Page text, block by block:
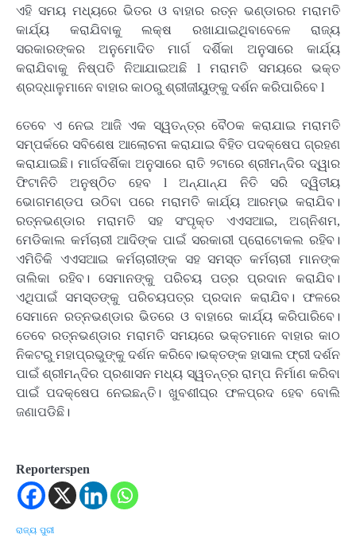
ଏହି ସମୟ ମଧ୍ୟରେ ଭିତର ଓ ବାହାର ରତ୍ନ ଭଣ୍ଡାରର ମରାମତି
କାର୍ଯ୍ୟ କରାଯିବାକୁ ଲକ୍ଷ ରଖାଯାଇଥିବାବେଳେ ରାଜ୍ୟ
ସରକାରଙ୍କର ଅନୁମୋଦିତ ମାର୍ଗ ଦର୍ଶିକା ଅନୁସାରେ କାର୍ଯ୍ୟ
କରାଯିବାକୁ ନିଷ୍ପତି ନିଆଯାଇଅଛି l ମରାମତି ସମୟରେ ଭକ୍ତ
ଶ୍ରଦ୍ଧାଳୁମାନେ ବାହାର କାଠରୁ ଶ୍ରୀଜୀୟୁଙ୍କୁ ଦର୍ଶନ କରିପାରିବେ l
ତେବେ ଏ ନେଇ ଆଜି ଏକ ସ୍ୱତନ୍ତ୍ର ବୈଠକ କରାଯାଇ ମରାମତି
ସମ୍ପର୍କରେ ସବିଶେଷ ଆଲୋଚନା କରାଯାଇ ବିହିତ ପଦକ୍ଷେପ ଗ୍ରହଣ
କରାଯାଇଛି। ମାର୍ଗଦର୍ଶିକା ଅନୁସାରେ ରାତି ୨ଟାରେ ଶ୍ରୀମନ୍ଦିର ଦ୍ୱାର
ଫିଟାନିତି ଅନୁଷ୍ଠିତ ହେବ l ଅନ୍ଯାନ୍ଯ ନିତି ସରି ଦ୍ୱିତୀୟ
ଭୋଗମଣ୍ଡପ ଉଠିବା ପରେ ମରାମତି କାର୍ଯ୍ୟ ଆରମ୍ଭ କରାଯିବ।
ରତ୍ନଭଣ୍ଡାର ମରାମତି ସହ ସଂପୃକ୍ତ ଏଏସଆଇ, ଅଗ୍ନିଶମ,
ମେଡିକାଲ କର୍ମଚାରୀ ଆଦିଙ୍କ ପାଇଁ ସରକାରୀ ପ୍ରୋଟୋକଲ ରହିବ।
ଏମିତିକି ଏଏସଆଇ କର୍ମଚାରୀଙ୍କ ସହ ସମସ୍ତ କର୍ମଚାରୀ ମାନଙ୍କ
ତାଲିକା ରହିବ। ସେମାନଙ୍କୁ ପରିଚୟ ପତ୍ର ପ୍ରଦାନ କରାଯିବ।
ଏଥିପାଇଁ ସମସ୍ତଙ୍କୁ ପରିଚୟପତ୍ର ପ୍ରଦାନ କରାଯିବ। ଫଳରେ
ସେମାନେ ରତ୍ନଭଣ୍ଡାର ଭିତରେ ଓ ବାହାରେ କାର୍ଯ୍ୟ କରିପାରିବେ।
ତେବେ ରତ୍ନଭଣ୍ଡାର ମରାମତି ସମୟରେ ଭକ୍ତମାନେ ବାହାର କାଠ
ନିକଟରୁ ମହାପ୍ରଭୁଙ୍କୁ ଦର୍ଶନ କରିବେ।ଭକ୍ତଙ୍କ ହାସାଲ ଫ୍ରୀ ଦର୍ଶନ
ପାଇଁ ଶ୍ରୀମନ୍ଦିର ପ୍ରଶାସନ ମଧ୍ୟ ସ୍ୱତନ୍ତ୍ର ରାମ୍ପ ନିର୍ମାଣ କରିବା
ପାଇଁ ପଦକ୍ଷେପ ନେଇଛନ୍ତି। ଖୁବଶୀଘ୍ର ଫଳପ୍ରଦ ହେବ ବୋଲି
ଜଣାପଡିଛି।
Reporterspen
ରାଜ୍ୟ ପୁରୀ